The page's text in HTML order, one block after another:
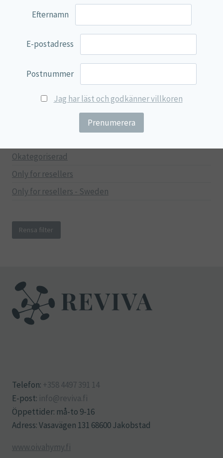
Mage & Tarm
Stressad & Trött
Muskler & Leder
Hjärna & Minne
Okategoriserad
Only for resellers
Only for resellers - Sweden
Rensa filter
Telefon: +358 4497 391 14
E-post: info@reviva.fi
Öppettider: må-to 9-16
Adress: Vasavägen 131 68600 Jakobstad
www.oivahymy.fi
Efternamn
E-postadress
Postnummer
Jag har läst och godkänner villkoren